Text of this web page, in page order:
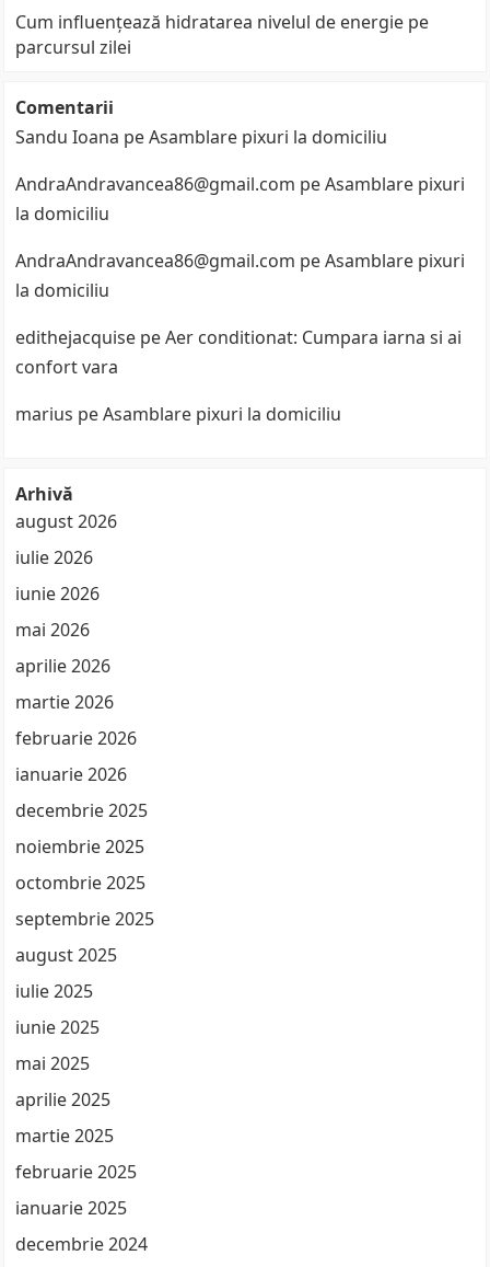
Cum influențează hidratarea nivelul de energie pe
parcursul zilei
Comentarii
Sandu Ioana peAsamblare pixuri la domiciliu
AndraAndravancea86@gmail.com peAsamblare pixuri
la domiciliu
AndraAndravancea86@gmail.com peAsamblare pixuri
la domiciliu
edithejacquise peAer conditionat: Cumpara iarna si ai
confort vara
marius peAsamblare pixuri la domiciliu
Arhivă
august 2026
iulie 2026
iunie 2026
mai 2026
aprilie 2026
martie 2026
februarie 2026
ianuarie 2026
decembrie 2025
noiembrie 2025
octombrie 2025
septembrie 2025
august 2025
iulie 2025
iunie 2025
mai 2025
aprilie 2025
martie 2025
februarie 2025
ianuarie 2025
decembrie 2024